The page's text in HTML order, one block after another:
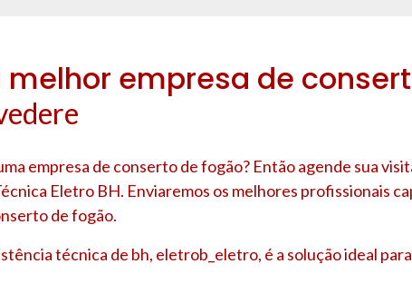
melhor empresa de
empresa de conserto de fogão? Então agende sua
Eletro BH. Enviaremos os melhores profissionais
de fogão.
técnica de bh, eletrob_eletro, é a solução ideal